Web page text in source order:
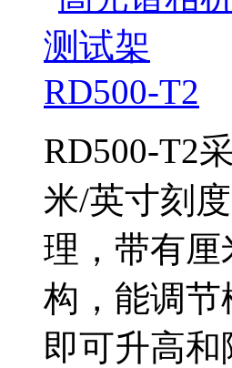
RD500-T2
米/英寸刻
理，带有
构，能调
即可升高